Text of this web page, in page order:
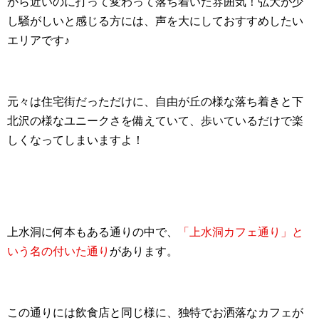
し騒がしいと感じる方には、声を大にしておすすめしたい
エリアです♪
元々は住宅街だっただけに、自由が丘の様な落ち着きと下
北沢の様なユニークさを備えていて、歩いているだけで楽
しくなってしまいますよ！
上水洞に何本もある通りの中で、
「上水洞カフェ通り」と
いう名の付いた通り があります。
この通りには飲食店と同じ様に、独特でお洒落なカフェが